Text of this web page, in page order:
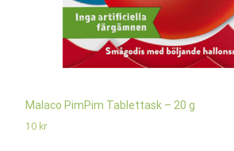
Malaco PimPim Tablettask – 20 g
10 kr